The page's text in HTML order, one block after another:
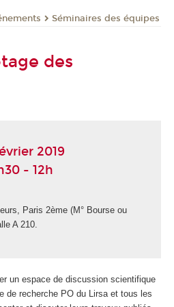
Séminaires des équipes
des
2019
- 12h
Paris 2ème (M° Bourse ou
A 210.
un espace de discussion scientifique
de recherche PO du Lirsa et tous les